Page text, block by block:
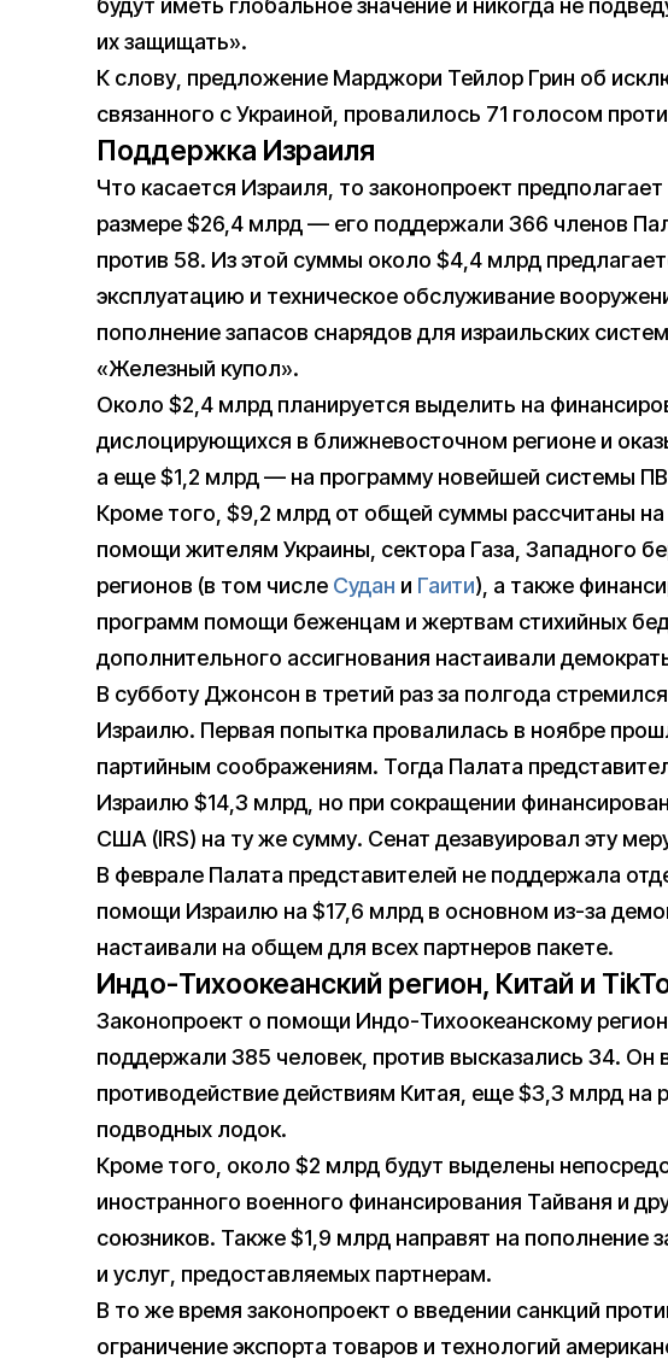
будут иметь глобальное значение и никогда не
их защищать».
К слову, предложение Марджори Тейлор Грин об
связанного с Украиной, провалилось 71 голосом
Поддержка Израиля
Что касается Израиля, то законопроект
размере $26,4 млрд — его поддержали 366 членов
против 58. Из этой суммы около $4,4 млрд
эксплуатацию и техническое обслуживание
пополнение запасов снарядов для израильских
«Железный купол».
Около $2,4 млрд планируется выделить на
дислоцирующихся в ближневосточном регионе и
а еще $1,2 млрд — на программу новейшей системы
Кроме того, $9,2 млрд от общей суммы рассчитаны на
помощи жителям Украины, сектора Газа, Западного
регионов (в том числе Судан и Гаити), а также
программ помощи беженцам и жертвам стихийных
дополнительного ассигнования настаивали
В субботу Джонсон в третий раз за полгода
Израилю. Первая попытка провалилась в ноябре
партийным соображениям. Тогда Палата
Израилю $14,3 млрд, но при сокращении
США (IRS) на ту же сумму. Сенат дезавуировал эту
В феврале Палата представителей не поддержала
помощи Израилю на $17,6 млрд в основном из-за
настаивали на общем для всех партнеров пакете.
Индо-Тихоокеанский регион, Китай и
Законопроект о помощи Индо-Тихоокеанскому
поддержали 385 человек, против высказались 34. Он
противодействие действиям Китая, еще $3,3 млрд на
подводных лодок.
Кроме того, около $2 млрд будут выделены
иностранного военного финансирования Тайваня и
союзников. Также $1,9 млрд направят на пополнение
и услуг, предоставляемых партнерам.
В то же время законопроект о введении санкций
ограничение экспорта товаров и технологий